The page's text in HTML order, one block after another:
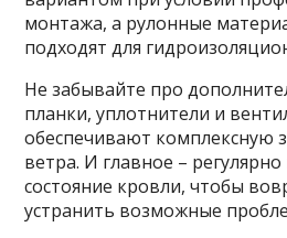
монтажа, а рулонные
подходят для
Не забывайте про
планки, уплотнители и
обеспечивают комплексную
ветра. И главное –
состояние кровли, чтобы
устранить возможные